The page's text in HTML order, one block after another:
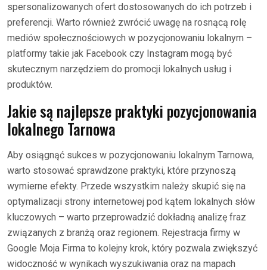
spersonalizowanych ofert dostosowanych do ich potrzeb i
preferencji. Warto również zwrócić uwagę na rosnącą rolę
mediów społecznościowych w pozycjonowaniu lokalnym –
platformy takie jak Facebook czy Instagram mogą być
skutecznym narzędziem do promocji lokalnych usług i
produktów.
Jakie są najlepsze praktyki pozycjonowania
lokalnego Tarnowa
Aby osiągnąć sukces w pozycjonowaniu lokalnym Tarnowa,
warto stosować sprawdzone praktyki, które przynoszą
wymierne efekty. Przede wszystkim należy skupić się na
optymalizacji strony internetowej pod kątem lokalnych słów
kluczowych – warto przeprowadzić dokładną analizę fraz
związanych z branżą oraz regionem. Rejestracja firmy w
Google Moja Firma to kolejny krok, który pozwala zwiększyć
widoczność w wynikach wyszukiwania oraz na mapach